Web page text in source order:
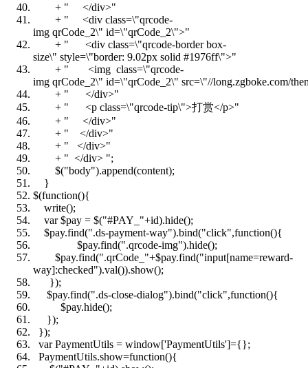
+ " </div>"
+ " <div class=\"qrcode-
img qrCode_2\" id=\"qrCode_2\">"
+ " <div class=\"qrcode-border box-
size\" style=\"border: 9.02px solid #1976ff\">"
+ " <img class=\"qrcode-
img qrCode_2\" id=\"qrCode_2\" src=\"//long.zgboke.com/
+ " </div>"
+ " <p class=\"qrcode-tip\">打赏</p>"
+ " </div>"
+ " </div>"
+ " </div>"
+ " </div> ";
$("body").append(content);
}
$(function(){
write();
var $pay = $("#PAY_"+id).hide();
$pay.find(".ds-payment-way").bind("click",function(){
$pay.find(".qrcode-img").hide();
$pay.find(".qrCode_"+$pay.find("input[name=reward-
way]:checked").val()).show();
});
$pay.find(".ds-close-dialog").bind("click",function(){
$pay.hide();
});
});
var PaymentUtils = window['PaymentUtils']={};
PaymentUtils.show=function(){